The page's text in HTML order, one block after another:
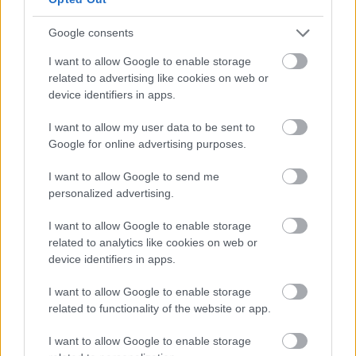
Google consents
I want to allow Google to enable storage
related to advertising like cookies on web or
device identifiers in apps.
I want to allow my user data to be sent to
Google for online advertising purposes.
I want to allow Google to send me
personalized advertising.
I want to allow Google to enable storage
related to analytics like cookies on web or
device identifiers in apps.
I want to allow Google to enable storage
related to functionality of the website or app.
I want to allow Google to enable storage
Beri Ary Nálunk a hajnal című szerzeménye ihlette
Nagy Alexandra novelláját, amellyel megnyerte a
Hangőr Egyesület és a Volt egyszer egy beatkorszak
blog irodalmi pályázatát. A Miről írták a dalt? című
pályázatra 185 novella érkezet, amelyek közül öt írás